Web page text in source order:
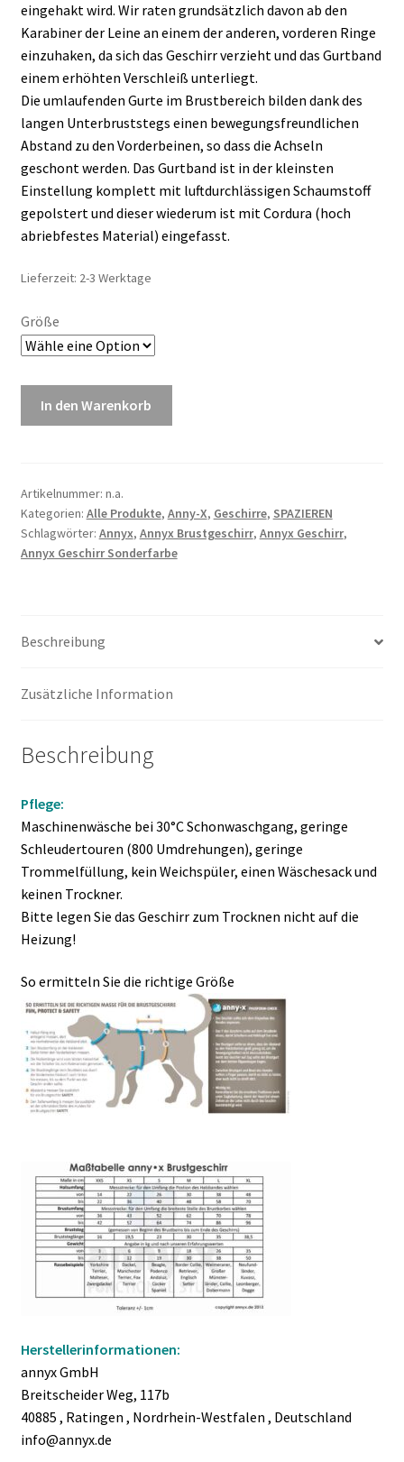
eingehakt wird. Wir raten grundsätzlich davon ab den
Karabiner der Leine an einem der anderen, vorderen Ringe
einzuhaken, da sich das Geschirr verzieht und das Gurtband
einem erhöhten Verschleiß unterliegt.
Die umlaufenden Gurte im Brustbereich bilden dank des
langen Unterbruststegs einen bewegungsfreundlichen
Abstand zu den Vorderbeinen, so dass die Achseln
geschont werden. Das Gurtband ist in der kleinsten
Einstellung komplett mit luftdurchlässigen Schaumstoff
gepolstert und dieser wiederum ist mit Cordura (hoch
abriebfestes Material) eingefasst.
Lieferzeit: 2-3 Werktage
Größe
In den Warenkorb
Artikelnummer: n.a.
Kategorien: Alle Produkte, Anny-X, Geschirre, SPAZIEREN
Schlagwörter: Annyx, Annyx Brustgeschirr, Annyx Geschirr,
Annyx Geschirr Sonderfarbe
Beschreibung
Zusätzliche Information
Beschreibung
Pflege:
Maschinenwäsche bei 30°C Schonwaschgang, geringe
Schleudertouren (800 Umdrehungen), geringe
Trommelfüllung, kein Weichspüler, einen Wäschesack und
keinen Trockner.
Bitte legen Sie das Geschirr zum Trocknen nicht auf die
Heizung!
So ermitteln Sie die richtige Größe
Herstellerinformationen:
annyx GmbH
Breitscheider Weg, 117b
40885 , Ratingen , Nordrhein-Westfalen , Deutschland
info@annyx.de